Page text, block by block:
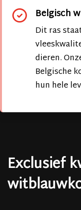
Belgisch
Dit ras
dieren.
Belgische
hun hele
Exclusief